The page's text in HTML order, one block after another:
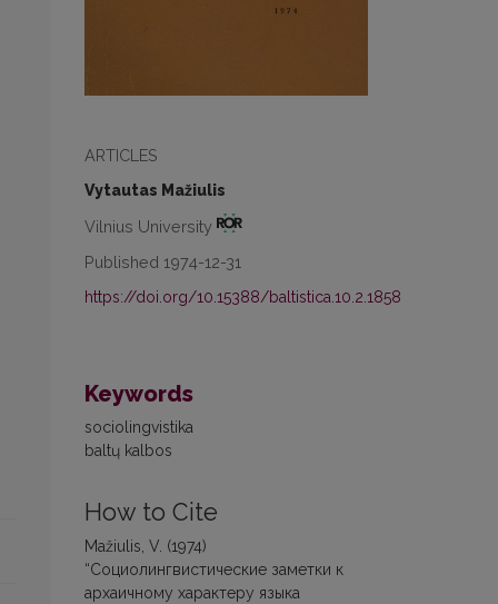
ARTICLES
Vytautas Mažiulis
Vilnius University
Published 1974-12-31
https://doi.org/10.15388/baltistica.10.2.1858
Keywords
sociolingvistika
baltų kalbos
How to Cite
Mažiulis, V. (1974)
“Социолингвистические заметки к
архаичному характеру языка